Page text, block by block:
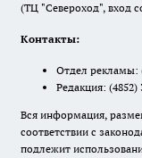
(ТЦ "Североход", вход
Контакты:
Отдел рекламы:
Редакция: (4852)
Вся информация,
соответствии с
подлежит